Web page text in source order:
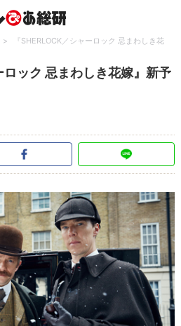
>
『SHERLOCK／シャーロック 忌まわしき花
ロック 忌まわしき花嫁』新予